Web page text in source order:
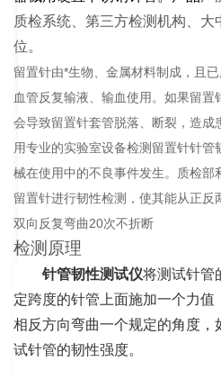
质检系统、第三方检测机构、
位。
留置针由*生物、金属材料制成，且
血管反复输液、输血使用。如果留
会导致留置针套管脱落、断裂，造成
用专业的实验室设备检测留置针针管
械在使用中的不良事件发生。质检部
留置针进行韧性检测，使其能从正
双向反复弯曲20次不折断
检测原理
针管韧性测试仪将测试针管
定跨度的针管上面施加一个力值
相反方向弯曲一个规定的角度，
试针管的韧性强度。